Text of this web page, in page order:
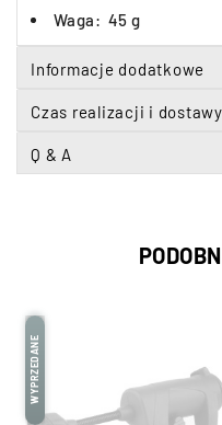
Waga: 45 g
Informacje dodatkowe
Czas realizacji i dostawy
Q & A
WYPRZEDANE